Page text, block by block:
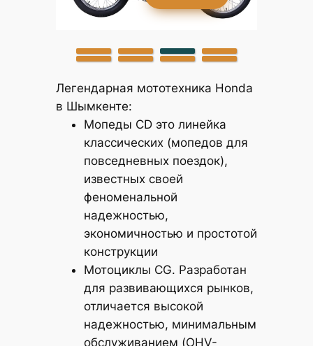
Легендарная мототехника Honda
в Шымкенте:
Мопеды CD это линейка
классических (мопедов для
повседневных поездок),
известных своей
феноменальной
надежностью,
экономичностью и простотой
конструкции
Мотоциклы CG. Разработан
для развивающихся рынков,
отличается высокой
надежностью, минимальным
обслуживанием (OHV-